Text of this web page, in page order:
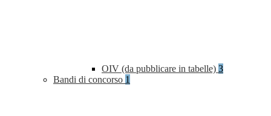
OIV (da pubblicare in tabelle) 3
Bandi di concorso 1